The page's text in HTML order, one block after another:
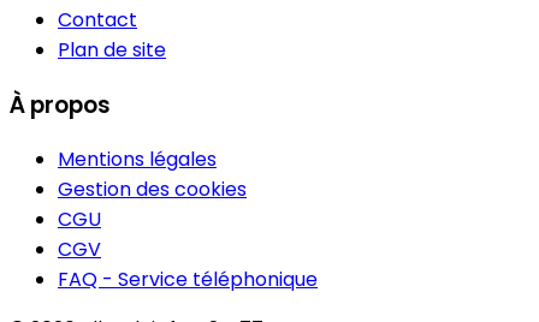
Contact
Plan de site
À propos
Mentions légales
Gestion des cookies
CGU
CGV
FAQ - Service téléphonique